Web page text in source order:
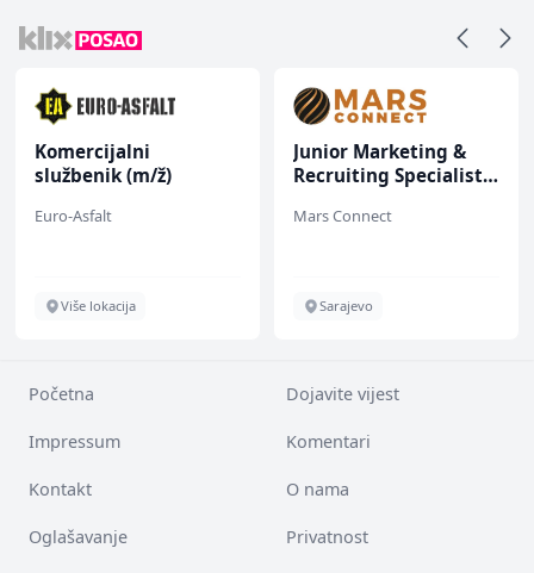
Komercijalni
službenik (m/ž)
Euro-Asfalt
Više lokacija
Junior Marketing &
Recruiting Specialist
Mars Connect
Sarajevo
Početna Dojavite vijest
Impressum Komentari
Kontakt O nama
Oglašavanje Privatnost